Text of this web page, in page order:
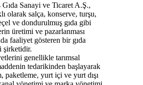
Gıda Sanayi ve Ticaret A.Ş.,
olarak salça, konserve, turşu,
ve dondurulmuş gıda gibi
üretimi ve pazarlanması
faaliyet gösteren bir gıda
şirketidir.
genellikle tarımsal
tedarikinden başlayarak
paketleme, yurt içi ve yurt dışı